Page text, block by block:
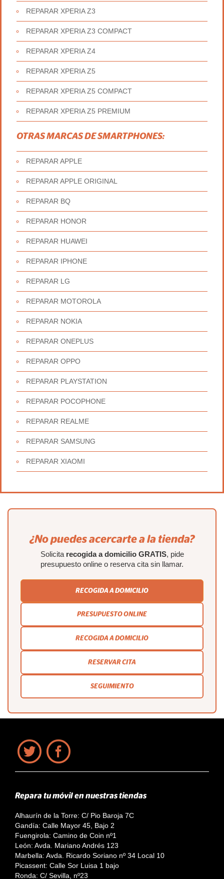
REPARAR XPERIA Z3
REPARAR XPERIA Z3 COMPACT
REPARAR XPERIA Z4
REPARAR XPERIA Z5
REPARAR XPERIA Z5 COMPACT
REPARAR XPERIA Z5 PREMIUM
OTRAS MARCAS DE SMARTPHONES:
REPARAR APPLE
REPARAR APPLE ORIGINAL
REPARAR BQ
REPARAR HONOR
REPARAR HUAWEI
REPARAR IPHONE
REPARAR LG
REPARAR MOTOROLA
REPARAR NOKIA
REPARAR ONEPLUS
REPARAR OPPO
REPARAR PLAYSTATION
REPARAR POCOPHONE
REPARAR REALME
REPARAR SAMSUNG
REPARAR XIAOMI
¿No puedes acercarte a la tienda?
Solicita recogida a domicilio GRATIS, pide
presupuesto online o reserva cita sin llamar.
RECOGIDA A DOMICILIO
PRESUPUESTO ONLINE
RECOGIDA A DOMICILIO
RESERVAR CITA
SEGUIMIENTO
Repara tu móvil en nuestras tiendas
Alhaurín de la Torre: C/ Pio Baroja 7C
Gandía: Calle Mayor 45, Bajo 2
Fuengirola: Camino de Coin nº1
León: Avda. Mariano Andrés 123
Marbella: Avda. Ricardo Soriano nº 34 Local 10
Picassent: Calle Sor Luisa 1 bajo
Ronda: C/ Sevilla, nº23